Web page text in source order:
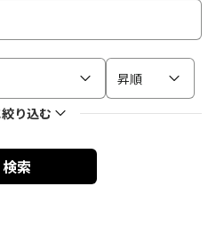
昇順
り込む
検索